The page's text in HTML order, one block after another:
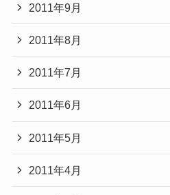
2011年9月
2011年8月
2011年7月
2011年6月
2011年5月
2011年4月